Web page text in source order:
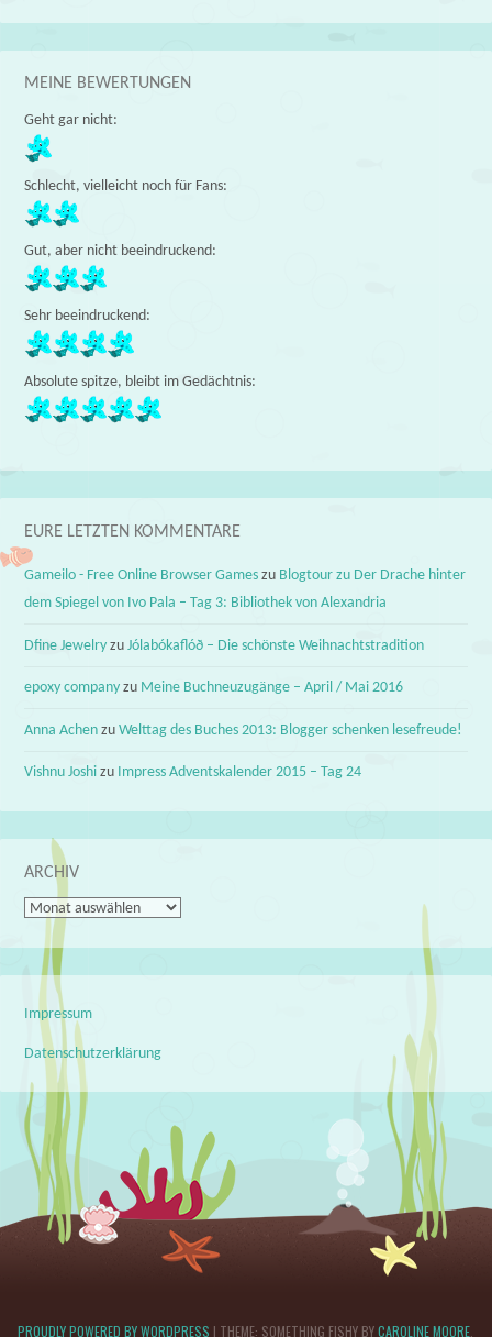
MEINE BEWERTUNGEN
Geht gar nicht:
Schlecht, vielleicht noch für Fans:
Gut, aber nicht beeindruckend:
Sehr beeindruckend:
Absolute spitze, bleibt im Gedächtnis:
EURE LETZTEN KOMMENTARE
Gameilo - Free Online Browser Games zu Blogtour zu Der Drache hinter
dem Spiegel von Ivo Pala – Tag 3: Bibliothek von Alexandria
Dfine Jewelry zuJólabókaflóð – Die schönste Weihnachtstradition
epoxy company zu Meine Buchneuzugänge – April / Mai 2016
Anna Achen zuWelttag des Buches 2013: Blogger schenken lesefreude!
Vishnu Joshi zu Impress Adventskalender 2015 – Tag 24
ARCHIV
Archiv
Impressum
Datenschutzerklärung
PROUDLY POWERED BY WORDPRESS | THEME: SOMETHING FISHY BYCAROLINE MOORE